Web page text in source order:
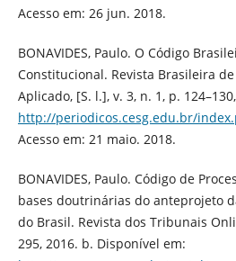
Acesso em: 26 jun. 2018.
BONAVIDES, Paulo. O Código
Constitucional. Revista Brasileira
Aplicado, [S. l.], v. 3, n. 1, p.
http://periodicos.cesg.edu.br/
Acesso em: 21 maio. 2018.
BONAVIDES, Paulo. Código de
bases doutrinárias do anteprojeto
do Brasil. Revista dos Tribunais
295, 2016. b. Disponível em: